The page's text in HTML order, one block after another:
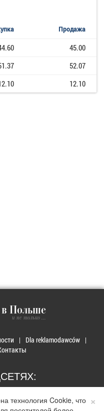
Продажа
45.00
52.07
12.10
Польше
и не только ...
Dla reklamodawców
×
технология Cookie, что